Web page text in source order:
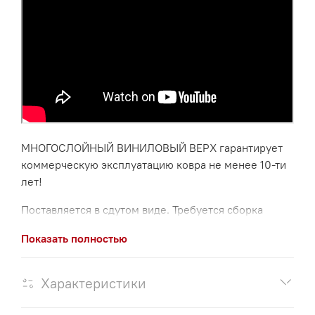
МНОГОСЛОЙНЫЙ ВИНИЛОВЫЙ ВЕРХ гарантирует
коммерческую эксплуатацию ковра не менее 10-ти
лет!
Поставляется в сдутом виде. Требуется сборка
Показать полностью
Характеристики